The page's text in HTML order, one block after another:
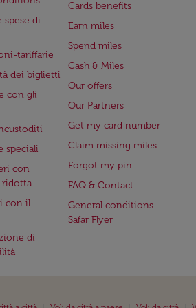
spese di
tariffarie
dei biglietti
con gli
speciali
con
con il
di
Cards benefits
Earn miles
Spend miles
Cash & Miles
Our offers
Our Partners
Get my card number
Claim missing miles
Forgot my pin
FAQ & Contact
General conditions
Safar Flyer